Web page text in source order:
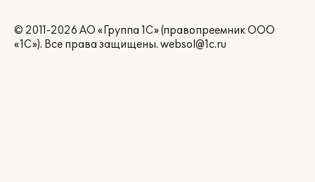
© 2011-2026 АО «Группа 1С» (правопреемник ООО
«1С»). Все права защищены. websol@1c.ru